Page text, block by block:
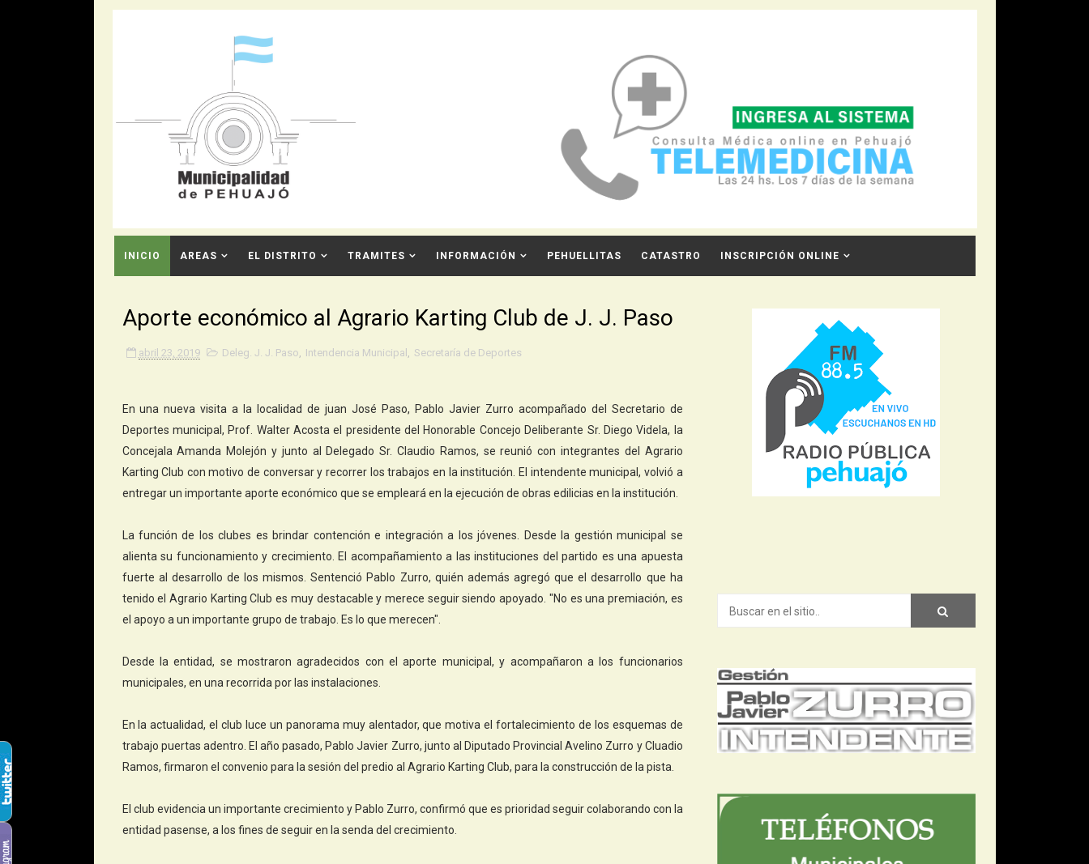
INICIO AREAS EL DISTRITO TRAMITES INFORMACIÓN PEHUELLITAS CATASTRO INSCRIPCIÓN ONLINE
Aporte económico al Agrario Karting Club de J. J. Paso
abril 23, 2019 Deleg. J. J. Paso, Intendencia Municipal , Secretaría de Deportes
En una nueva visita a la localidad de juan José Paso, Pablo Javier Zurro acompañado del Secretario de
Deportes municipal, Prof. Walter Acosta el presidente del Honorable Concejo Deliberante Sr. Diego Videla, la
Concejala Amanda Molejón y junto al Delegado Sr. Claudio Ramos, se reunió con integrantes del Agrario
Karting Club con motivo de conversar y recorrer los trabajos en la institución. El intendente municipal, volvió a
entregar un importante aporte económico que se empleará en la ejecución de obras edilicias en la institución.
La función de los clubes es brindar contención e integración a los jóvenes. Desde la gestión municipal se
alienta su funcionamiento y crecimiento. El acompañamiento a las instituciones del partido es una apuesta
fuerte al desarrollo de los mismos. Sentenció Pablo Zurro, quién además agregó que el desarrollo que ha
tenido el Agrario Karting Club es muy destacable y merece seguir siendo apoyado. "No es una premiación, es
el apoyo a un importante grupo de trabajo. Es lo que merecen".
Desde la entidad, se mostraron agradecidos con el aporte municipal, y acompañaron a los funcionarios
municipales, en una recorrida por las instalaciones.
En la actualidad, el club luce un panorama muy alentador, que motiva el fortalecimiento de los esquemas de
trabajo puertas adentro. El año pasado, Pablo Javier Zurro, junto al Diputado Provincial Avelino Zurro y Cluadio
Ramos, firmaron el convenio para la sesión del predio al Agrario Karting Club, para la construcción de la pista.
El club evidencia un importante crecimiento y Pablo Zurro, confirmó que es prioridad seguir colaborando con la
entidad pasense, a los fines de seguir en la senda del crecimiento.